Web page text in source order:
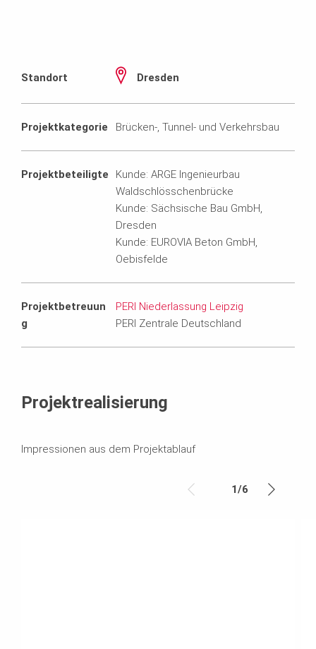
Standort Dresden
Projektkategorie Brücken-, Tunnel- und Verkehrsbau
Projektbeteiligte
Kunde: ARGE Ingenieurbau
Waldschlösschenbrücke
Kunde: Sächsische Bau GmbH,
Dresden
Kunde: EUROVIA Beton GmbH,
Oebisfelde
Projektbetreuun
g
PERI Niederlassung Leipzig
PERI Zentrale Deutschland
Projektrealisierung
Impressionen aus dem Projektablauf
1/6